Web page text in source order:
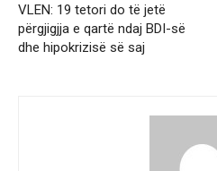
VLEN: 19 tetori do të jetë
përgjigjja e qartë ndaj BDI-së
dhe hipokrizisë së saj